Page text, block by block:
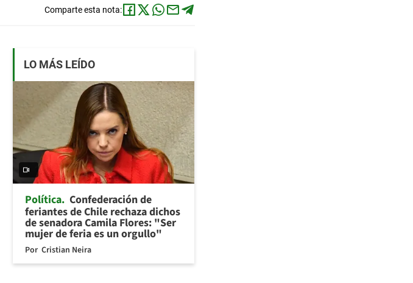
Comparte esta nota:
LO MÁS LEÍDO
Política Confederación de
feriantes de Chile rechaza dichos
de senadora Camila Flores: "Ser
mujer de feria es un orgullo"
Por Cristian Neira